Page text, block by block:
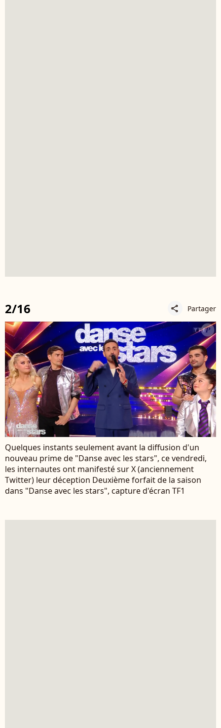
2/16 share Partager
Quelques instants seulement avant la diffusion d'un
nouveau prime de "Danse avec les stars", ce vendredi,
les internautes ont manifesté sur X (anciennement
Twitter) leur déception Deuxième forfait de la saison
dans "Danse avec les stars", capture d'écran TF1